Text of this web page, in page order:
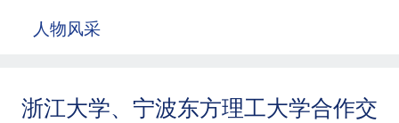
人物风采
浙江大学、宁波东方理工大学合作交